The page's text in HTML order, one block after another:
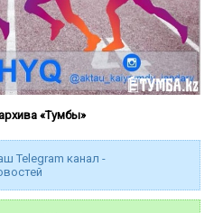
«Тумбы»
Telegram канал -